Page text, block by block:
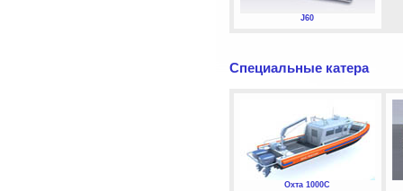
J60
Специальные катера
Охта 1000С